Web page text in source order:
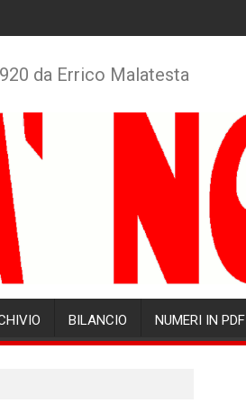
da Errico Malatesta
BILANCIO NUMERI IN PDF